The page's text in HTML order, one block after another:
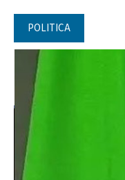
POLITICA